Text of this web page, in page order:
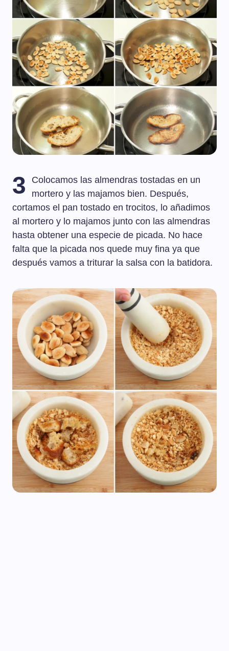
3
Colocamos las almendras tostadas en un
mortero y las majamos bien. Después,
cortamos el pan tostado en trocitos, lo añadimos
al mortero y lo majamos junto con las almendras
hasta obtener una especie de picada. No hace
falta que la picada nos quede muy fina ya que
después vamos a triturar la salsa con la batidora.